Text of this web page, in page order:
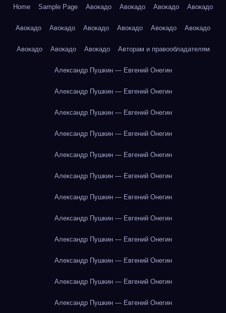
Home Sample Page Авокадо Авокадо Авокадо Авокадо
Авокадо Авокадо Авокадо Авокадо Авокадо Авокадо
Авокадо Авокадо Авокадо Авторам и правообладателям
Александр Пушкин — Евгений Онегин
Александр Пушкин — Евгений Онегин
Александр Пушкин — Евгений Онегин
Александр Пушкин — Евгений Онегин
Александр Пушкин — Евгений Онегин
Александр Пушкин — Евгений Онегин
Александр Пушкин — Евгений Онегин
Александр Пушкин — Евгений Онегин
Александр Пушкин — Евгений Онегин
Александр Пушкин — Евгений Онегин
Александр Пушкин — Евгений Онегин
Александр Пушкин — Евгений Онегин